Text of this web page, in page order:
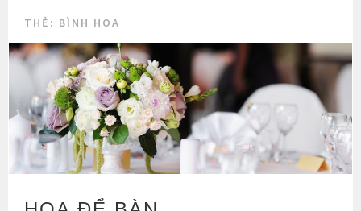
THẺ: BÌNH HOA